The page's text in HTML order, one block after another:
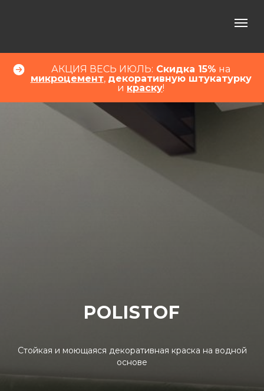
АКЦИЯ ВЕСЬ ИЮЛЬ: Скидка 15% на
микроцемент, декоративную штукатурку
и краску!
POLISTOF
Стойкая и моющаяся декоративная краска на водной
основе